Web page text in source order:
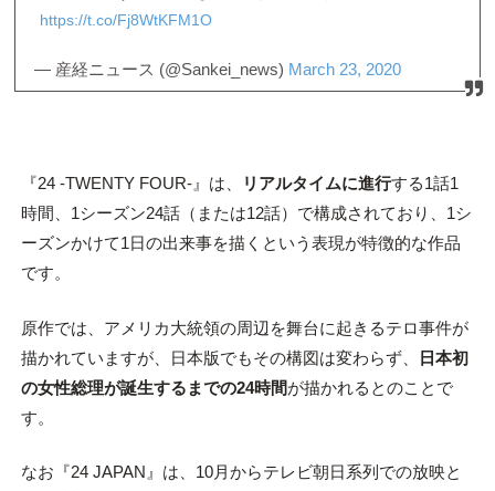
https://t.co/Fj8WtKFM1O
— 産経ニュース (@Sankei_news) March 23, 2020
『24 -TWENTY FOUR-』は、 リアルタイムに進行する1話1
時間、1シーズン24話（または12話）で構成されており、1シ
ーズンかけて1日の出来事を描くという表現が特徴的な作品
です。
原作では、アメリカ大統領の周辺を舞台に起きるテロ事件が
描かれていますが、日本版でもその構図は変わらず、
日本初
の女性総理が誕生するまでの24時間が描かれるとのことで
す。
なお『24 JAPAN』は、10月からテレビ朝日系列での放映と